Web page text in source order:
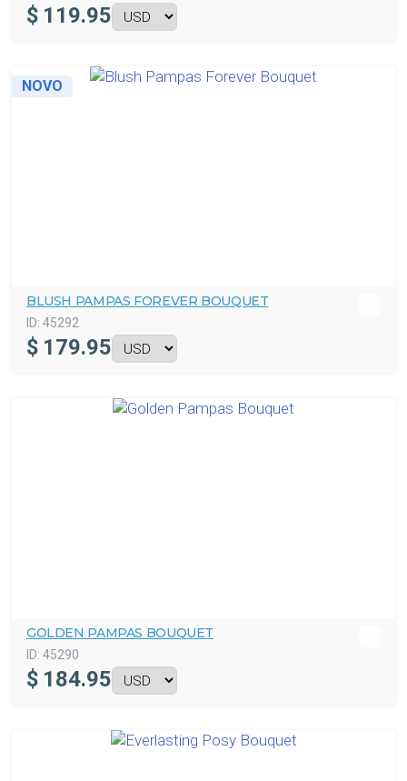
$ 119.95
NOVO
BLUSH PAMPAS FOREVER BOUQUET
ID: 45292
$ 179.95
GOLDEN PAMPAS BOUQUET
ID: 45290
$ 184.95